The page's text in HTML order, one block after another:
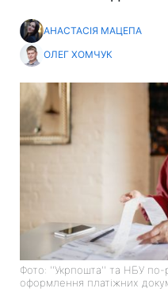
АНАСТАСІЯ МАЦЕПА
ОЛЕГ ХОМЧУК
Фото: ''Укрпошта'' та НБУ по-
оформлення платіжних